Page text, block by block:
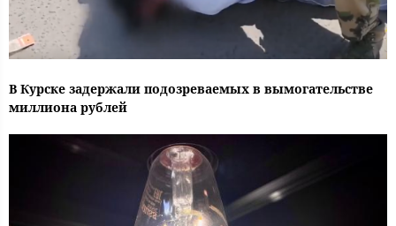
В Курске задержали подозреваемых в вымогательстве
миллиона рублей